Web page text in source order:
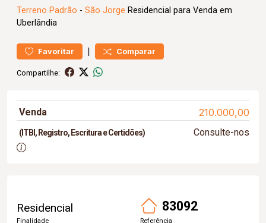
Terreno Padrão - São Jorge Residencial para Venda em
Uberlândia
Favoritar | Comparar
Compartilhe:
Venda 210.000,00
(ITBI, Registro, Escritura e Certidões) Consulte-nos
Residencial
Finalidade
83092
Referência